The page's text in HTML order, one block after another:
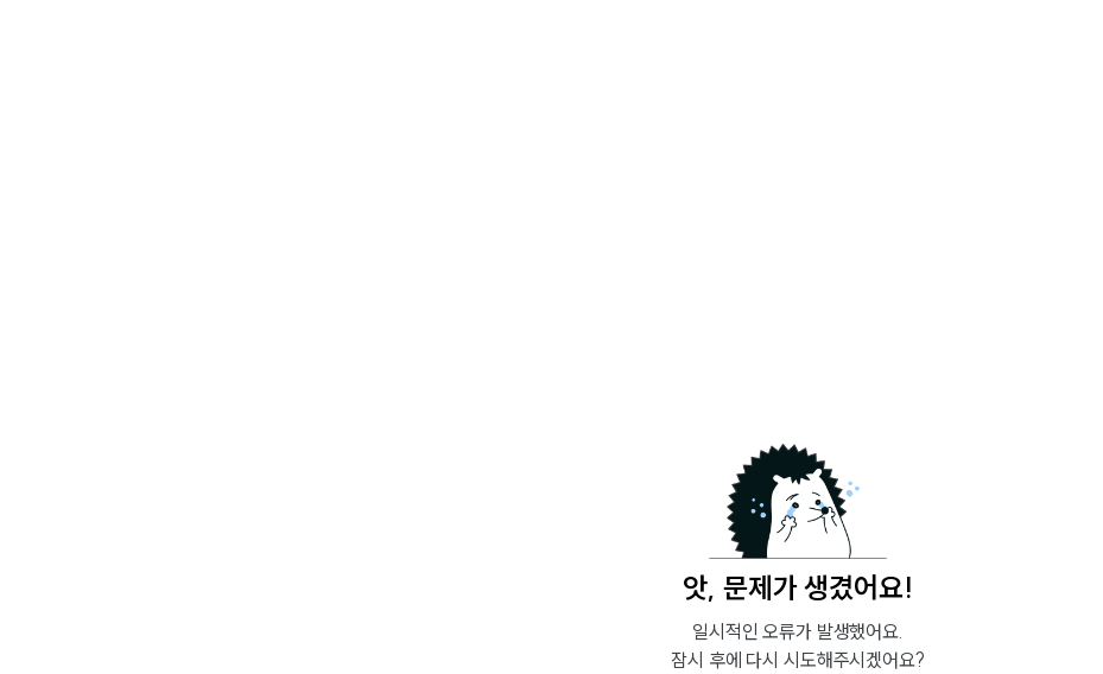
앗, 문제가 생겼어요!
일시적인 오류가 발생했어요.
잠시 후에 다시 시도해주시겠어요?